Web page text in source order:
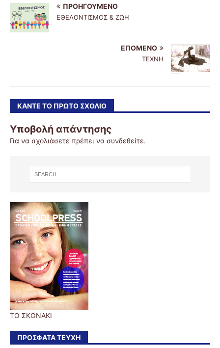
ΠΡΟΗΓΟΎΜΕΝΟ
ΕΘΕΛΟΝΤΙΣΜΟΣ & ΖΩΗ
ΕΠΌΜΕΝΟ
ΤΕΧΝΗ
ΚΆΝΤΕ ΤΟ ΠΡΏΤΟ ΣΧΌΛΙΟ
Υποβολή απάντησης
Για να σχολιάσετε πρέπει να συνδεθείτε.
ΤΟ ΣΚΟΝΑΚΙ
ΠΡΌΣΦΑΤΑ ΤΕΎΧΗ